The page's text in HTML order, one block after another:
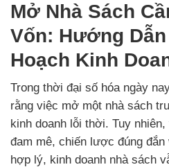
Mở Nhà Sách
Vốn: Hướng
Hoạch Kinh
Trong thời đại số hóa ngày
rằng việc mở một nhà sách
kinh doanh lỗi thời. Tuy
đam mê, chiến lược đúng
hợp lý, kinh doanh nhà sách